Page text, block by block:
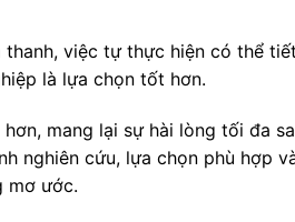
việc tự thực hiện có thể
là lựa chọn tốt hơn.
mang lại sự hài lòng tối đa
nghiên cứu, lựa chọn phù hợp
mơ ước.